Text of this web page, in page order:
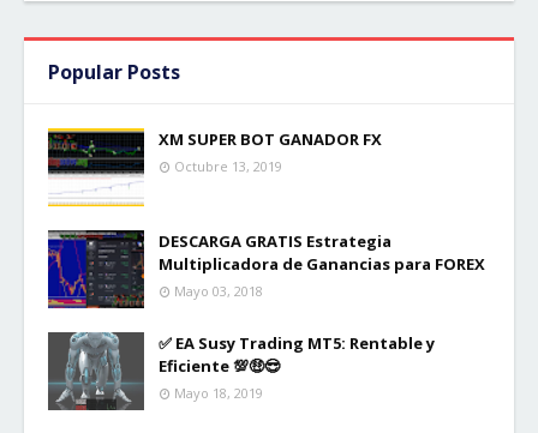
Popular Posts
XM SUPER BOT GANADOR FX
Octubre 13, 2019
DESCARGA GRATIS Estrategia
Multiplicadora de Ganancias para FOREX
Mayo 03, 2018
✅ EA Susy Trading MT5: Rentable y
Eficiente 💯🤑😎
Mayo 18, 2019